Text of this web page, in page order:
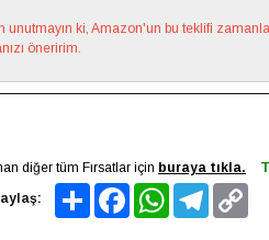
unutmayın ki, Amazon'un bu teklifi
öneririm.
diğer tüm Fırsatlar için buraya tıkla.
Share FacebookWhatsAppTelegram